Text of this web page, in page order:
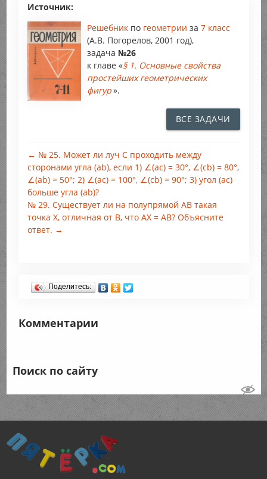
Источник:
Решебник по геометрии за 7 класс
(А.В. Погорелов, 2001 год),
задача №26
к главе «§ 1. Основные свойства
простейших геометрических
фигур».
ВСЕ ЗАДАЧИ
← № 25. Может ли луч С проходить между
сторонами угла (ab), если 1) ∠(ac) = 30°, ∠(cb) = 80°,
∠(ab) = 50°; 2) ∠(ac) = 100°, ∠(cb) = 90°; 3) угол (ас)
больше угла (ab)?
№ 29. Существует ли на полупрямой АВ такая
точка X, отличная от В, что АХ = АВ? Объясните
ответ. →
Поделитесь:
Комментарии
Поиск по сайту